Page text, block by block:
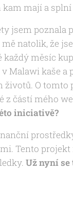
mají a
jsem poznala
natolik, že
každý měsíc
Malawi kaše a
životů. O tomto
z částí mého
iniciativě?
Tento
Už nyní se